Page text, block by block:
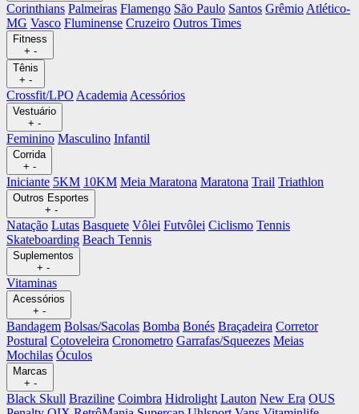
Corinthians Palmeiras Flamengo São Paulo Santos Grêmio Atlético-
MG Vasco Fluminense Cruzeiro Outros Times
Fitness
+ -
Tênis
+ -
Crossfit/LPO Academia Acessórios
Vestuário
+ -
Feminino Masculino Infantil
Corrida
+ -
Iniciante 5KM 10KM Meia Maratona Maratona Trail Triathlon
Outros Esportes
+ -
Natação Lutas Basquete Vôlei Futvôlei Ciclismo Tennis
Skateboarding Beach Tennis
Suplementos
+ -
Vitaminas
Acessórios
+ -
Bandagem Bolsas/Sacolas Bomba Bonés Braçadeira Corretor
Postural Cotoveleira Cronometro Garrafas/Squeezes Meias
Mochilas Óculos
Marcas
+ -
Black Skull Braziline Coimbra Hidrolight Lauton New Era OUS